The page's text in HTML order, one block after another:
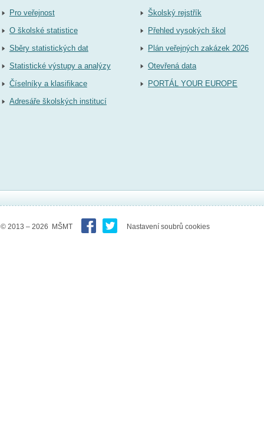
Pro veřejnost
O školské statistice
Sběry statistických dat
Statistické výstupy a analýzy
Číselníky a klasifikace
Adresáře školských institucí
Školský rejstřík
Přehled vysokých škol
Plán veřejných zakázek 2026
Otevřená data
PORTÁL YOUR EUROPE
© 2013 – 2026 MŠMT Nastavení soubrů cookies